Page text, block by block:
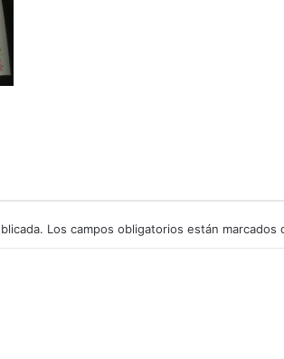
Los campos obligatorios están marcados